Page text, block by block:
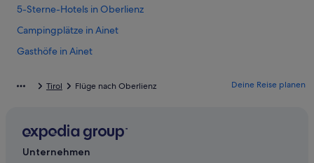
5-Sterne-Hotels in Oberlienz
Campingplätze in Ainet
Gasthöfe in Ainet
Ainet Hotels
Landhotels in Ainet
Lodges in Ainet
Tirol Flüge nach Oberlienz Deine Reise planen
Unternehmen